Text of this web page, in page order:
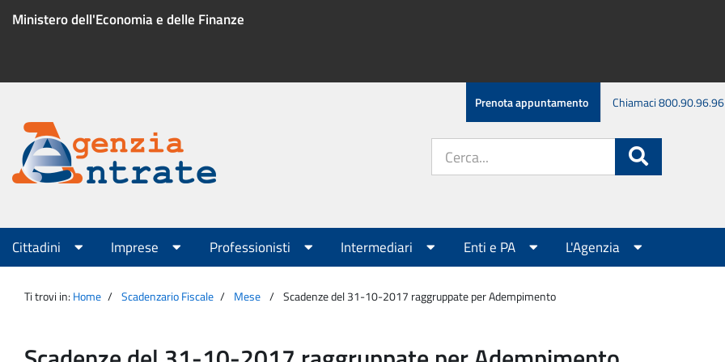
Ministero dell'Economia e delle Finanze
Menu
servizio
Prenota appuntamento Chiamaci 800.90.96.96
Agenzia
Entrate
sito:
Menu
principale
Cittadini Imprese Professionisti Intermediari Enti e PA L'Agenzia
Ti trovi in: Home Scadenzario Fiscale Mese Scadenze del 31-10-2017 raggruppate per Adempimento